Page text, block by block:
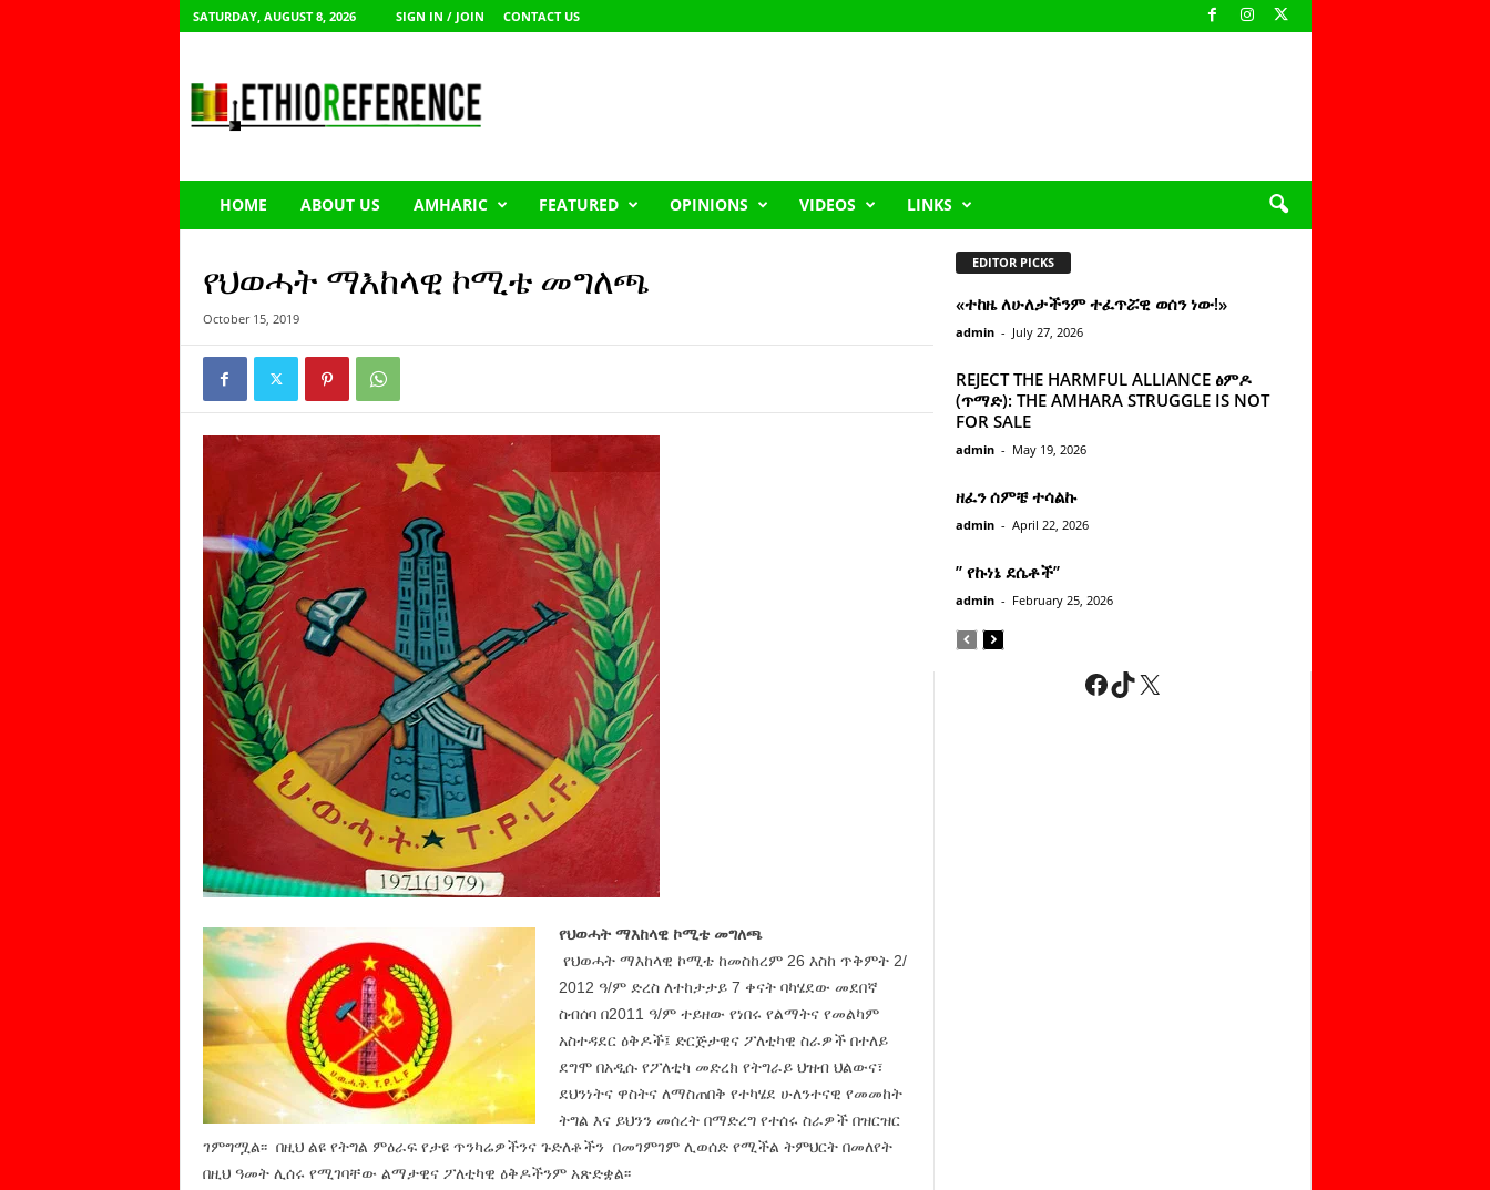
SATURDAY, AUGUST 8, 2026 SIGN IN / JOIN CONTACT US
h
HOME ABOUT US AMHARIC FEATURED OPINIONS VIDEOS LINKS
የህወሓት ማእከላዊ ኮሚቴ መግለጫ
October 15, 2019
የህወሓት ማእከላዊ ኮሚቴ መግለጫ
የህወሓት ማእከላዊ ኮሚቴ ከመስከረም 26 እስከ ጥቅምት 2/
2012 ዓ/ም ድረስ ለተከታታይ 7 ቀናት ባካሄደው መደበኛ
ስብሰባ በ2011 ዓ/ም ተይዘው የነበሩ የልማትና የመልካም
አስተዳደር ዕቅዶች፤ ድርጅታዊና ፖለቲካዊ ስራዎች በተለይ
ደግሞ በአዲሱ የፖለቲካ መድረክ የትግራይ ህዝብ ህልውና፣
ደህንነትና ዋስትና ለማስጠበቅ የተካሄደ ሁለንተናዊ የመመከት
ትግል እና ይህንን መሰረት በማድረግ የተሰሩ ስራዎች በዝርዝር
ገምግሟል፡፡ በዚህ ልዩ የትግል ምዕራፍ የታዩ ጥንካሬዎችንና ጉድለቶችን በመገምገም ሊወሰድ የሚችል ትምህርት በመለየት
በዚህ ዓመት ሊሰሩ የሚገባቸው ልማታዊና ፖለቲካዊ ዕቅዶችንም አጽድቋል፡፡
EDITOR PICKS
«ተከዜ ለሁለታችንም ተፈጥሯዊ ወሰን ነው!»
admin - July 27, 2026
REJECT THE HARMFUL ALLIANCE ፅምዶ
(ጥማድ): THE AMHARA STRUGGLE IS NOT
FOR SALE
admin - May 19, 2026
ዘፈን ሰምቼ ተሳልኩ
admin - April 22, 2026
” የኩነኔ ደሴቶች’’
admin - February 25, 2026
Facebook
TikTok
X